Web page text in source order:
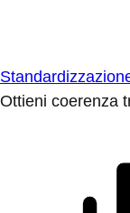
Ottieni coerenza